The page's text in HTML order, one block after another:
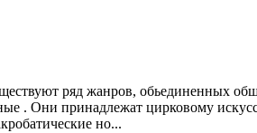
ряд жанров, обьединенных
. Они принадлежат цирковому
но...